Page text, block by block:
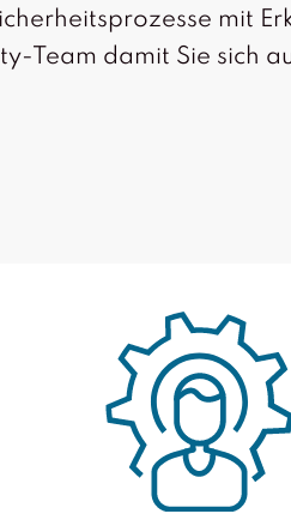
mit
Team damit Sie sich